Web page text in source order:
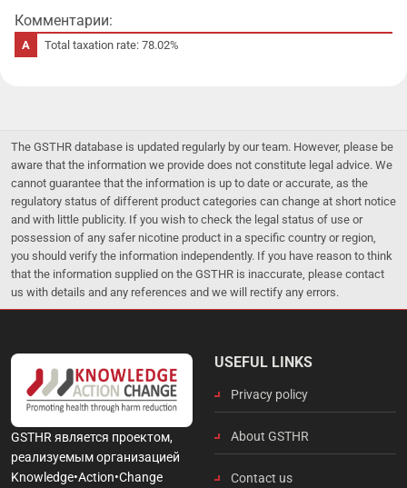
Комментарии:
Total taxation rate: 78.02%
The GSTHR database is updated regularly by our team. However, please be
aware that the information we provide does not constitute legal advice. We
cannot guarantee that the information is up to date or accurate, as the
regulatory status of different product categories can change at short notice
and with little publicity. If you wish to check the legal status of use or
possession of any safer nicotine product in a specific country or region,
you should verify the information independently. If you have reason to think
that the information supplied on the GSTHR is inaccurate, please contact
us with details and any references and we will rectify any errors.
GSTHR является проектом,
реализуемым организацией
Knowledge•Action•Change
USEFUL LINKS
Privacy policy
About GSTHR
Contact us